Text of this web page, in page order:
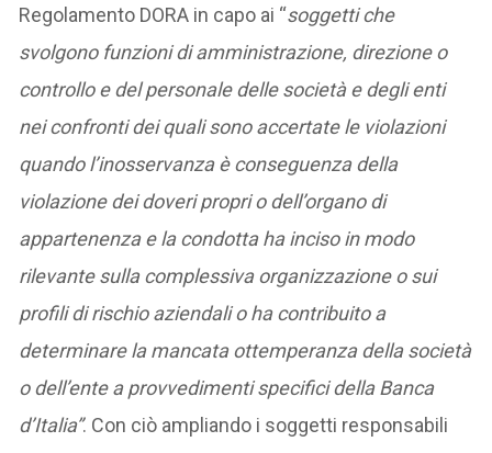
Regolamento DORA in capo ai “soggetti che
svolgono funzioni di amministrazione, direzione o
controllo e del personale delle società e degli enti
nei confronti dei quali sono accertate le violazioni
quando l’inosservanza è conseguenza della
violazione dei doveri propri o dell’organo di
appartenenza e la condotta ha inciso in modo
rilevante sulla complessiva organizzazione o sui
profili di rischio aziendalio ha contribuito a
determinare la mancata ottemperanza della società
o dell’ente a provvedimenti specifici della Banca
d’Italia”. Con ciò ampliando i soggetti responsabili